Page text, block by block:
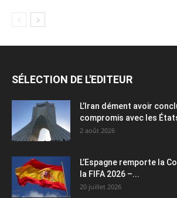
SÉLECTION DE L'EDITEUR
L’Iran dément avoir
compromis avec les
2 août 2026
L’Espagne remporte la
la FIFA 2026 –...
20 juillet 2026